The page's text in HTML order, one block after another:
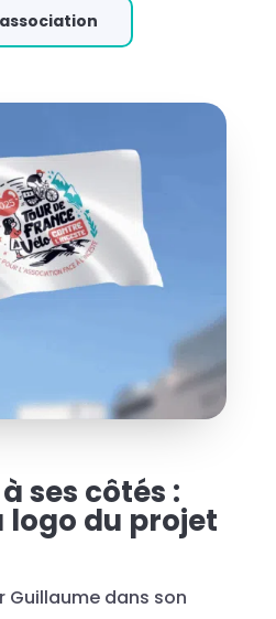
ses côtés :
du projet
Guillaume dans son